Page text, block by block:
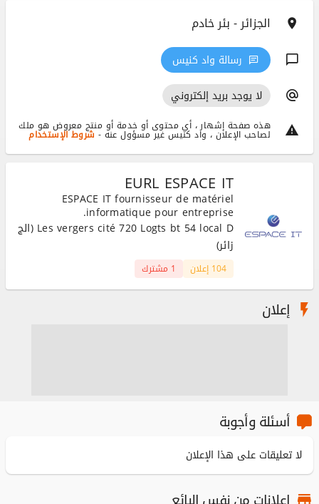
الجزائر - بئر خادم
رسالة واد كنيس
لا يوجد بريد إلكتروني
هذه صفحة إشهار ، أي محتوى أو خدمة أو منتج معروض هو ملك
لصاحب الإعلان ، واد كنيس غير مسؤول عنه - شروط الإستخدام
EURL ESPACE IT
ESPACE IT fournisseur de matériel
informatique pour entreprise.
Les vergers cité 720 Logts bt 54 local D (الج
زائر)
104 إعلان 1 مشترك
إعلان
أسئلة وأجوبة
لا تعليقات على هذا الإعلان